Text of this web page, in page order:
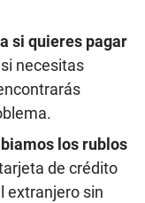
si quieres pagar
si necesitas
los rublos
de crédito
extranjero sin